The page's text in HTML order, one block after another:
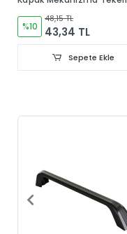
%10
48,15 TL
43,34 TL
Sepete Ekle